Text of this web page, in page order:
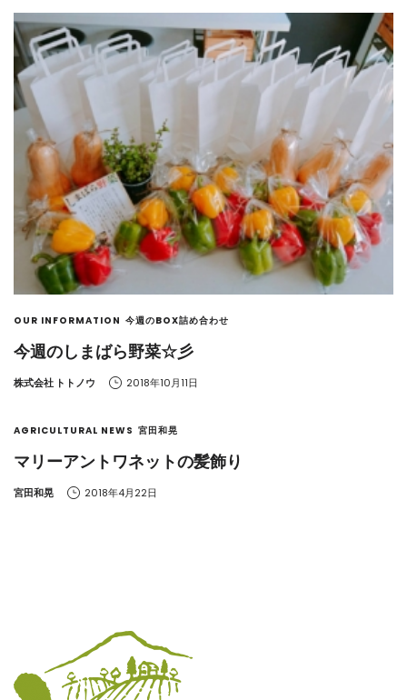
OUR INFORMATION 今週のBOX詰め合わせ
今週のしまばら野菜☆彡
by
株式会社 トトノウ 2018年10月11日
AGRICULTURAL NEWS 宮田和晃
マリーアントワネットの髪飾り
by
宮田和晃 2018年4月22日